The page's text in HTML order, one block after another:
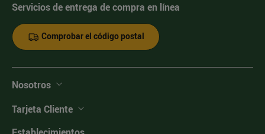
Servicios de entrega de compra en línea
Comprobar el código postal
Nosotros
Tarjeta Cliente